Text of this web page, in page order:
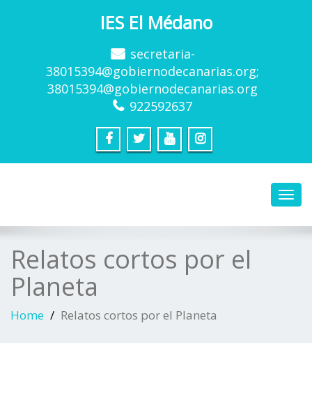
IES El Médano
secretaria-
38015394@gobiernodecanarias.org;
38015394@gobiernodecanarias.org
922592637
Relatos cortos por el
Planeta
Home Relatos cortos por el Planeta